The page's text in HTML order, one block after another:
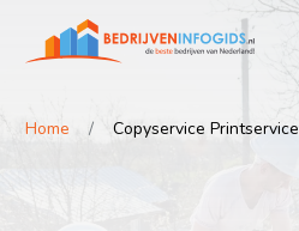
Home Copyservice Printservice